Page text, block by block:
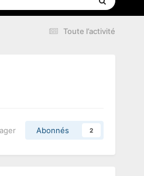
Toute l’activité
Abonnés 2